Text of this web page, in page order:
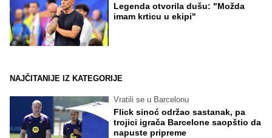
Legenda otvorila dušu: "Možda
imam krticu u ekipi"
NAJČITANIJE IZ KATEGORIJE
Vratili se u Barcelonu
Flick sinoć održao sastanak, pa
trojici igrača Barcelone saopštio da
napuste pripreme